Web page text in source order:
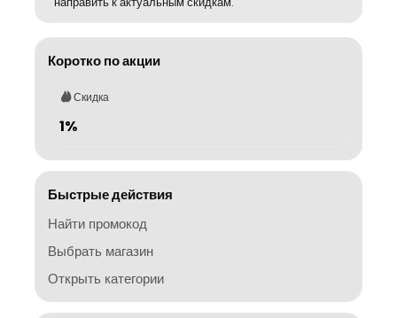
Коротко по акции
Скидка
1%
Быстрые действия
Найти промокод
Выбрать магазин
Открыть категории